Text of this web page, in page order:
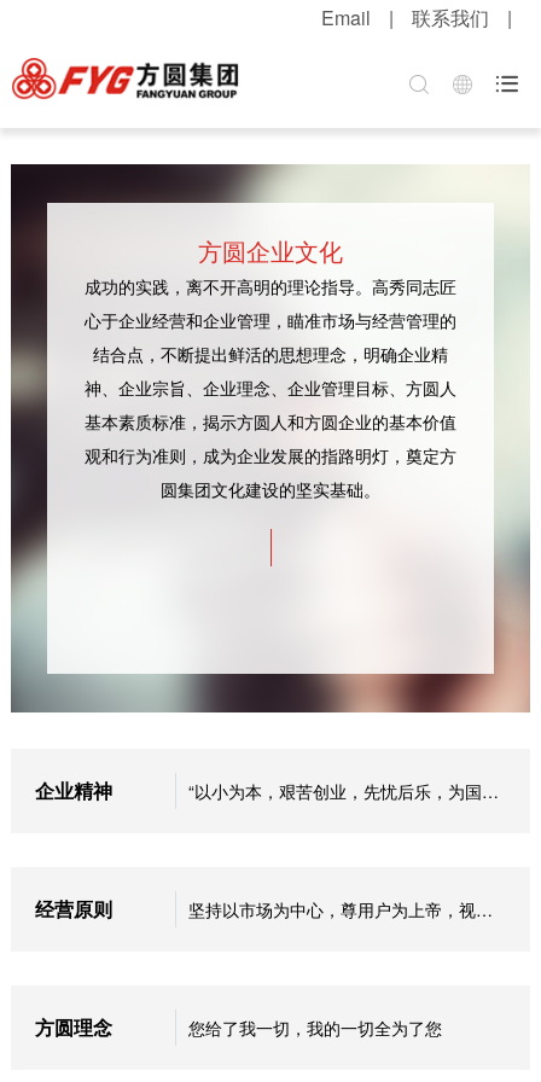
|
联系我们
|
Email

集团介绍
企业文化
技术实力
发展战略
公司新闻
媒体报道
视频新闻
新品速递
混凝土机械
升降起重机械
桩工机械
环卫机械
粮油酒业
客户服务
配件服务
网上订购
工程案例
产品维护
行业知识
职位招聘
简历投递
人才战略
福利待遇
联系我们
方圆企业文化
成功的实践，离不开高明的理论指导。高秀同志匠
心于企业经营和企业管理，瞄准市场与经营管理的
结合点，不断提出鲜活的思想理念，明确企业精
神、企业宗旨、企业理念、企业管理目标、方圆人
基本素质标准，揭示方圆人和方圆企业的基本价值
观和行为准则，成为企业发展的指路明灯，奠定方
圆集团文化建设的坚实基础。
企业精神 “以小为本，艰苦创业，先忧后乐，为国为民”。
经营原则 坚持以市场为中心，尊用户为上帝，视用户为衣食父母，千方百计满足客户和市场的需求。
方圆理念 您给了我一切，我的一切全为了您